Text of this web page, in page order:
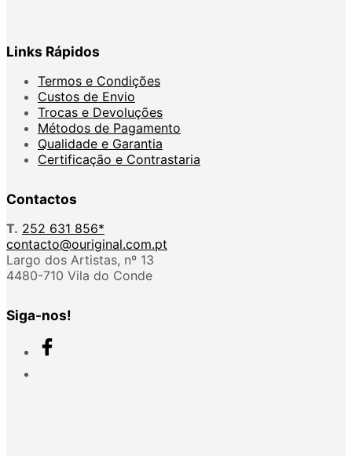
Links Rápidos
Termos e Condições
Custos de Envio
Trocas e Devoluções
Métodos de Pagamento
Qualidade e Garantia
Certificação e Contrastaria
Contactos
T. 252 631 856*
contacto@ouriginal.com.pt
Largo dos Artistas, nº 13
4480-710 Vila do Conde
Siga-nos!